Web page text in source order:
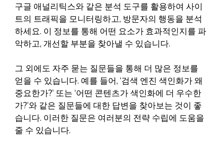
구글 애널리틱스와 같은 분석 도구를 활용하여 사이
트의 트래픽을 모니터링하고, 방문자의 행동을 분석
하세요. 이 정보를 통해 어떤 요소가 효과적인지를 파
악하고, 개선할 부분을 찾아낼 수 있습니다.
그 외에도 자주 묻는 질문들을 통해 더 많은 정보를
얻을 수 있습니다. 예를 들어, ‘검색 엔진 색인화가 왜
중요한가?’ 또는 ‘어떤 콘텐츠가 색인화에 더 우수한
가?’와 같은 질문들에 대한 답변을 찾아보는 것이 좋
습니다. 이러한 질문은 여러분의 전략 수립에 도움을
줄 수 있습니다.